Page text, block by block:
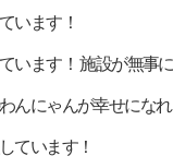
います！
います！ 施設が無事
んにゃんが幸せになれ
ています！